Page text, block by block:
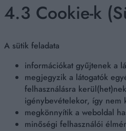
4.3 Cookie-k
A sütik feladata
információkat gyűjtenek a
megjegyzik a látogatók
felhasználásra
igénybevételekor, így
megkönnyítik a weboldal
minőségi felhasználói